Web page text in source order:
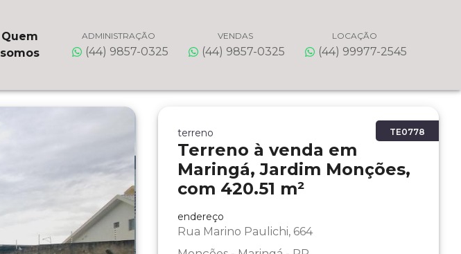
Quem
somos
ADMINISTRAÇÃO
(44) 9857-0325
VENDAS
(44) 9857-0325
LOCAÇÃO
(44) 99977-2545
TE0778
terreno
Terreno à venda em
Maringá, Jardim Monções,
com 420.51 m²
endereço
Rua Marino Paulichi, 664